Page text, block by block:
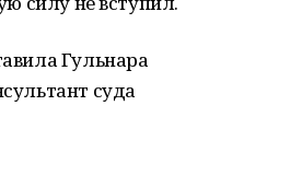
Гульнара
суда